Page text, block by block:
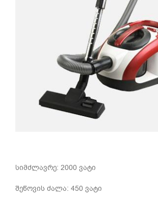
სიმძლავრე: 2000 ვატი
შეწოვის ძალა: 450 ვატი